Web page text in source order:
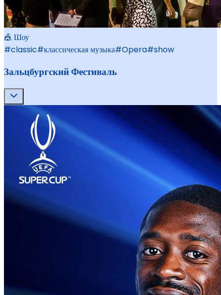
🎪 Шоу
#classic#классическая музыка#Opera#show
Зальцбургский Фестиваль